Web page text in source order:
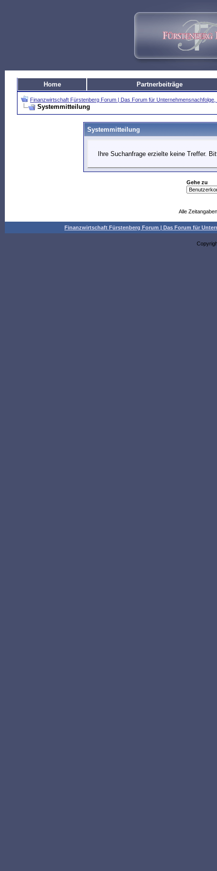
Home Partnerbeiträge
Finanzwirtschaft Fürstenberg Forum | Das Forum für
Systemmitteilung
Systemmitteilung
Ihre Suchanfrage erzielte keine Treffer.
Gehe zu
Alle
Finanzwirtschaft Fürstenberg Forum | Das Forum für